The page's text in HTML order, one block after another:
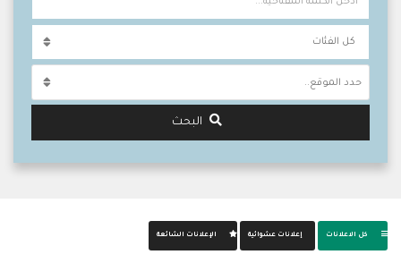
حدد الموقع..
البحث
كل الاعلانات إعلانات عشوائية الإعلانات الشائعة